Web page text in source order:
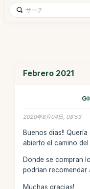
Febrero 2021
2020年8月04日, 08:53
Buenos dias!!
abierto el camino
Donde se compran
podrian recomendar
Muchas gracias!